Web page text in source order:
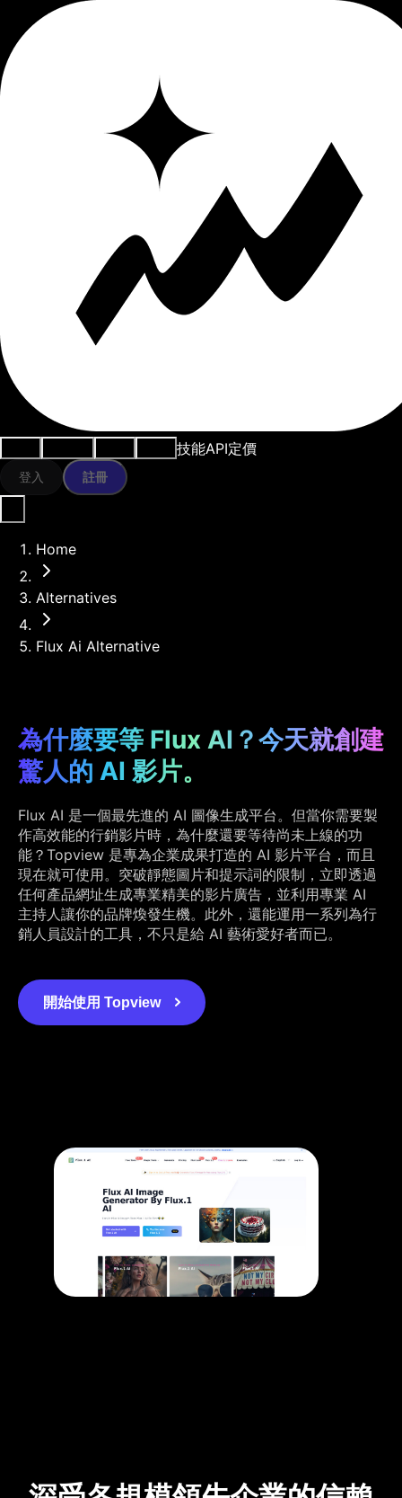
技能API定價
登入 註冊
Home
Alternatives
Flux Ai Alternative
為什麼要等 Flux AI？今天就創建
驚人的 AI 影片。
Flux AI 是一個最先進的 AI 圖像生成平台。但當你需要製
作高效能的行銷影片時，為什麼還要等待尚未上線的功
能？Topview 是專為企業成果打造的 AI 影片平台，而且
現在就可使用。突破靜態圖片和提示詞的限制，立即透過
任何產品網址生成專業精美的影片廣告，並利用專業 AI
主持人讓你的品牌煥發生機。此外，還能運用一系列為行
銷人員設計的工具，不只是給 AI 藝術愛好者而已。
開始使用 Topview